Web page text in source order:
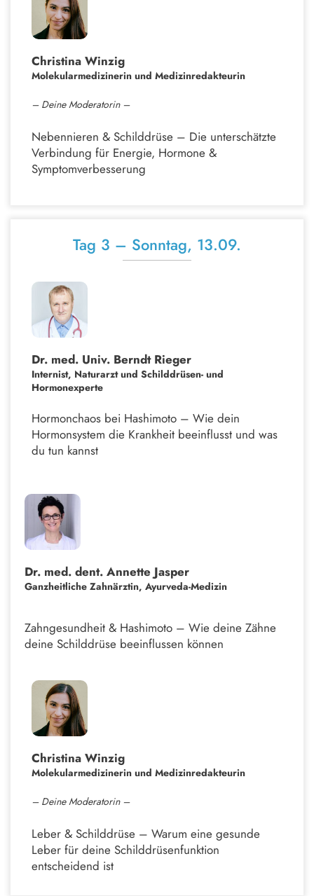
Christina Winzig
Molekularmedizinerin und Medizinredakteurin
– Deine Moderatorin –
Nebennieren & Schilddrüse – Die unterschätzte
Verbindung für Energie, Hormone &
Symptomverbesserung
Tag 3 – Sonntag, 13.09.
Dr. med. Univ. Berndt Rieger
Internist, Naturarzt und Schilddrüsen- und
Hormonexperte
Hormonchaos bei Hashimoto – Wie dein
Hormonsystem die Krankheit beeinflusst und was
du tun kannst
Dr. med. dent. Annette Jasper
Ganzheitliche Zahnärztin, Ayurveda-Medizin
Zahngesundheit & Hashimoto – Wie deine Zähne
deine Schilddrüse beeinflussen können
Christina Winzig
Molekularmedizinerin und Medizinredakteurin
– Deine Moderatorin –
Leber & Schilddrüse – Warum eine gesunde
Leber für deine Schilddrüsenfunktion
entscheidend ist